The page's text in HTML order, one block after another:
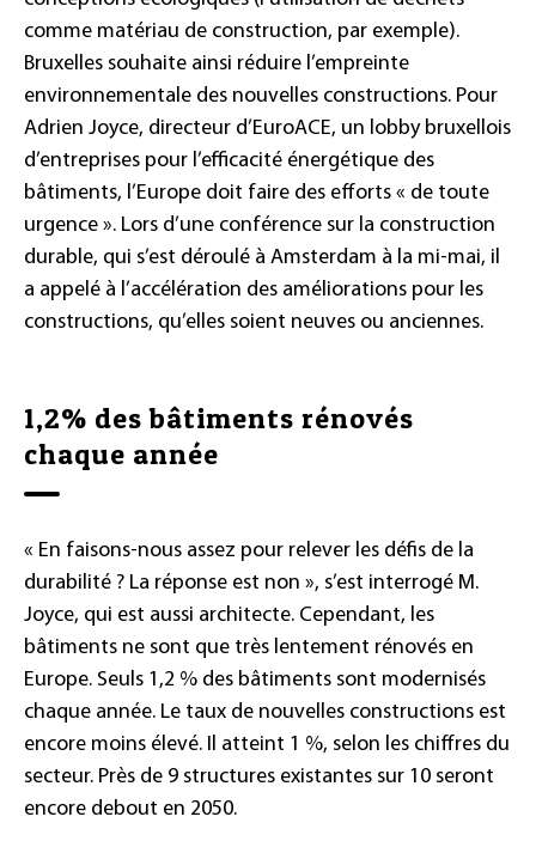
comme matériau de construction, par exemple).
Bruxelles souhaite ainsi réduire l’empreinte
environnementale des nouvelles constructions. Pour
Adrien Joyce, directeur d’EuroACE, un lobby bruxellois
d’entreprises pour l’efficacité énergétique des
bâtiments, l’Europe doit faire des efforts « de toute
urgence ». Lors d’une conférence sur la construction
durable, qui s’est déroulé à Amsterdam à la mi-mai, il
a appelé à l’accélération des améliorations pour les
constructions, qu’elles soient neuves ou anciennes.
1,2% des bâtiments rénovés
chaque année
« En faisons-nous assez pour relever les défis de la
durabilité ? La réponse est non », s’est interrogé M.
Joyce, qui est aussi architecte. Cependant, les
bâtiments ne sont que très lentement rénovés en
Europe. Seuls 1,2 % des bâtiments sont modernisés
chaque année. Le taux de nouvelles constructions est
encore moins élevé. Il atteint 1 %, selon les chiffres du
secteur. Près de 9 structures existantes sur 10 seront
encore debout en 2050.